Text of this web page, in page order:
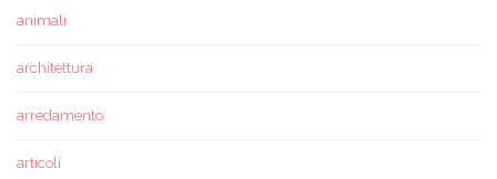
animali
architettura
arredamento
articoli